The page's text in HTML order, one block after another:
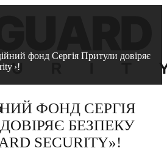
фонд Сергія Притули довіряє
ФОНД СЕРГІЯ
БЕЗПЕКУ
SECURITY»!